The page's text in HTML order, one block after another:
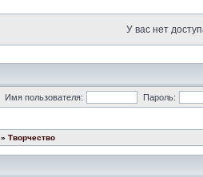
У вас нет
Имя пользователя: Пароль:
» Творчество